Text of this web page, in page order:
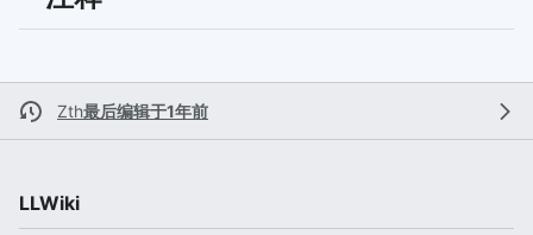
Zth最后编辑于1年前
LLWiki